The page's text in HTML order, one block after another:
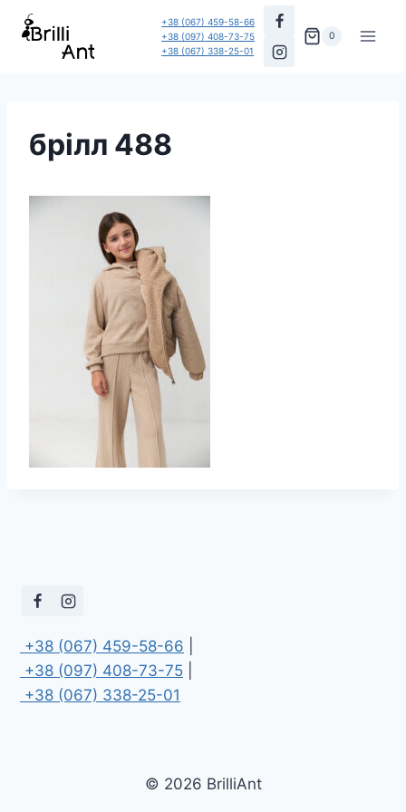
Перейти
+38 (067) 459-58-66
+38 (097) 408-73-75
+38 (067) 338-25-01
0
брілл 488
+38 (067) 459-58-66
+38 (097) 408-73-75
+38 (067) 338-25-01
© 2026 BrilliAnt